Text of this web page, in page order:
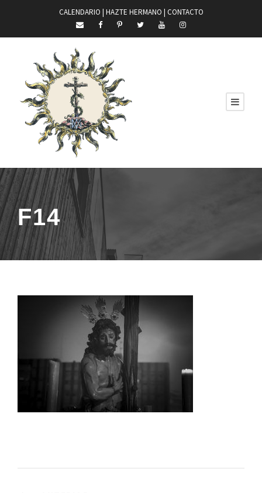
CALENDARIO | HAZTE HERMANO | CONTACTO
F14